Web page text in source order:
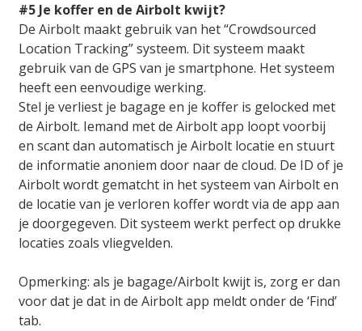
#5 Je koffer en de Airbolt kwijt?
De Airbolt maakt gebruik van het “Crowdsourced
Location Tracking” systeem. Dit systeem maakt
gebruik van de GPS van je smartphone. Het systeem
heeft een eenvoudige werking.
Stel je verliest je bagage en je koffer is gelocked met
de Airbolt. Iemand met de Airbolt app loopt voorbij
en scant dan automatisch je Airbolt locatie en stuurt
de informatie anoniem door naar de cloud. De ID of je
Airbolt wordt gematcht in het systeem van Airbolt en
de locatie van je verloren koffer wordt via de app aan
je doorgegeven. Dit systeem werkt perfect op drukke
locaties zoals vliegvelden.
Opmerking: als je bagage/Airbolt kwijt is, zorg er dan
voor dat je dat in de Airbolt app meldt onder de ‘Find’
tab.